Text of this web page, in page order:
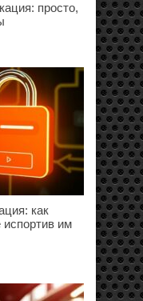
просто,
как
испортив им